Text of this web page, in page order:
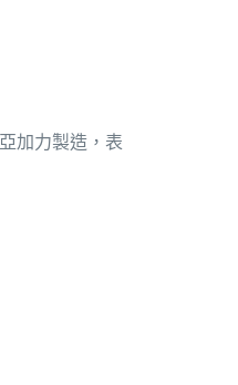
加力製造，表